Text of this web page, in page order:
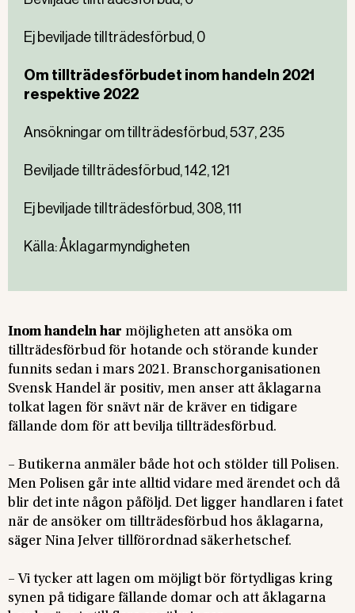
Ej beviljade tillträdesförbud, 0
Om tillträdesförbudet inom handeln 2021
respektive 2022
Ansökningar om tillträdesförbud, 537, 235
Beviljade tillträdesförbud, 142, 121
Ej beviljade tillträdesförbud, 308, 111
Källa: Åklagarmyndigheten
Inom handeln har möjligheten att ansöka om
tillträdesförbud för hotande och störande kunder
funnits sedan i mars 2021. Branschorganisationen
Svensk Handel är positiv, men anser att åklagarna
tolkat lagen för snävt när de kräver en tidigare
fällande dom för att bevilja tillträdesförbud.
– Butikerna anmäler både hot och stölder till Polisen.
Men Polisen går inte alltid vidare med ärendet och då
blir det inte någon påföljd. Det ligger handlaren i fatet
när de ansöker om tillträdesförbud hos åklagarna,
säger Nina Jelver tillförordnad säkerhetschef.
– Vi tycker att lagen om möjligt bör förtydligas kring
synen på tidigare fällande domar och att åklagarna